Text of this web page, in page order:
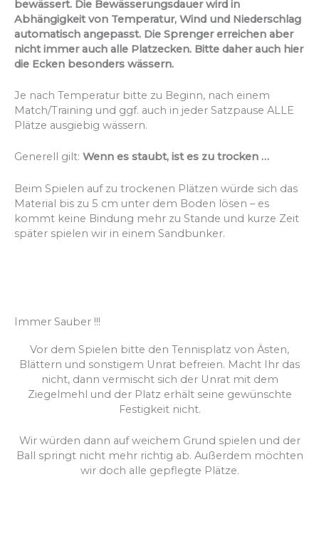
bewässert. Die Bewässerungsdauer wird in
Abhängigkeit von Temperatur, Wind und Niederschlag
automatisch angepasst. Die Sprenger erreichen aber
nicht immer auch alle Platzecken. Bitte daher auch hier
die Ecken besonders wässern.
Je nach Temperatur bitte zu Beginn, nach einem
Match/Training und ggf. auch in jeder Satzpause ALLE
Plätze ausgiebig wässern.
Generell gilt: Wenn es staubt, ist es zu trocken …
Beim Spielen auf zu trockenen Plätzen würde sich das
Material bis zu 5 cm unter dem Boden lösen – es
kommt keine Bindung mehr zu Stande und kurze Zeit
später spielen wir in einem Sandbunker.
Immer Sauber !!!
Vor dem Spielen bitte den Tennisplatz von Ästen,
Blättern und sonstigem Unrat befreien. Macht Ihr das
nicht, dann vermischt sich der Unrat mit dem
Ziegelmehl und der Platz erhält seine gewünschte
Festigkeit nicht.
Wir würden dann auf weichem Grund spielen und der
Ball springt nicht mehr richtig ab. Außerdem möchten
wir doch alle gepflegte Plätze.